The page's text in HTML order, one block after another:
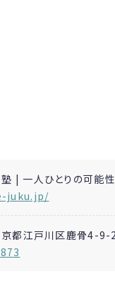
| 一人ひとりの可能性
juku.jp/
都江戸川区鹿骨4-9-